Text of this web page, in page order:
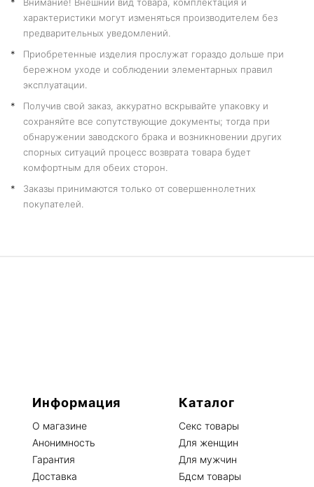
Внимание! Внешний вид товара, комплектация и
характеристики могут изменяться производителем без
предварительных уведомлений.
Приобретенные изделия прослужат гораздо дольше при
бережном уходе и соблюдении элементарных правил
эксплуатации.
Получив свой заказ, аккуратно вскрывайте упаковку и
сохраняйте все сопутствующие документы; тогда при
обнаружении заводского брака и возникновении других
спорных ситуаций процесс возврата товара будет
комфортным для обеих сторон.
Заказы принимаются только от совершеннолетних
покупателей.
Каталог
Секс товары
Для женщин
Для мужчин
Бдсм товары
Информация
О магазине
Анонимность
Гарантия
Доставка